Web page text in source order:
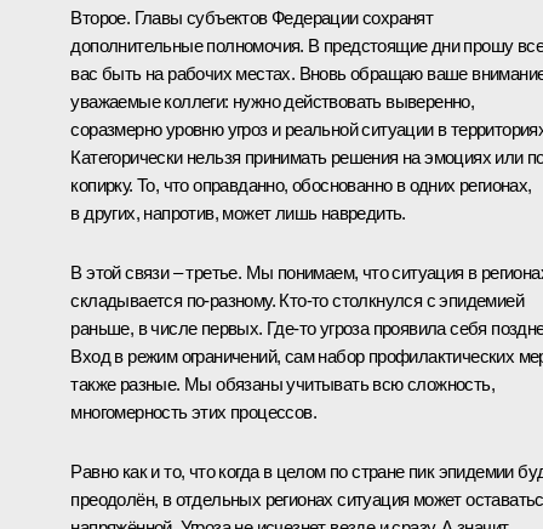
Второе. Главы субъектов Федерации сохранят
дополнительные полномочия. В предстоящие дни прошу
вас быть на рабочих местах. Вновь обращаю ваше
уважаемые коллеги: нужно действовать выверенно,
соразмерно уровню угроз и реальной ситуации в
Категорически нельзя принимать решения на эмоциях или
копирку. То, что оправданно, обоснованно в одних регионах,
в других, напротив, может лишь навредить.
В этой связи – третье. Мы понимаем, что ситуация в
складывается по-разному. Кто-то столкнулся с эпидемией
раньше, в числе первых. Где-то угроза проявила себя
Вход в режим ограничений, сам набор профилактических
также разные. Мы обязаны учитывать всю сложность,
многомерность этих процессов.
Равно как и то, что когда в целом по стране пик эпидемии
преодолён, в отдельных регионах ситуация может